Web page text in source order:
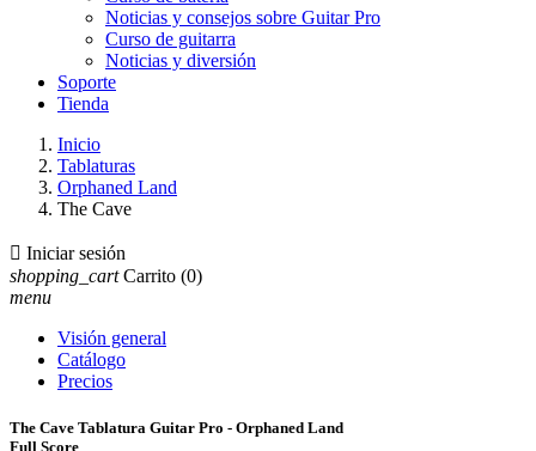
Noticias y consejos sobre Guitar Pro
Curso de guitarra
Noticias y diversión
Soporte
Tienda
Inicio
Tablaturas
Orphaned Land
The Cave
 Iniciar sesión
shopping_cart Carrito (0)
menu
Visión general
Catálogo
Precios
The Cave Tablatura Guitar Pro - Orphaned Land
Full Score